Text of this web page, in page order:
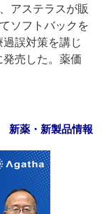
アステラスが販
ソフトバックを
誤対策を講じ
売した。薬価
新薬・新製品情報